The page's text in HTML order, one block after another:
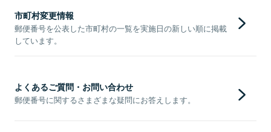
市町村変更情報
郵便番号を公表した市町村の一覧を実施日の新しい順に掲載
しています。
よくあるご質問・お問い合わせ
郵便番号に関するさまざまな疑問にお答えします。